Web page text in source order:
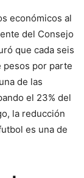
económicos al
del Consejo
que cada seis
pesos por parte
de las
el 23% del
la reducción
es una de